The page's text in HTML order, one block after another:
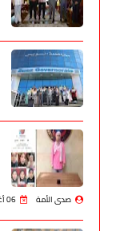
صدى الأمة 06 أغسطس 2026